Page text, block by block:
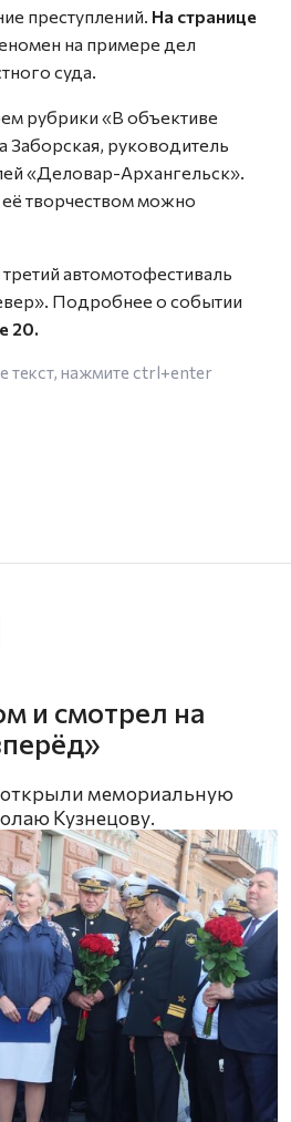
преступлений. На странице
на примере дел
суда.
рубрики «В объективе
Заборская, руководитель
«Деловар-Архангельск».
творчеством можно
автомотофестиваль
Подробнее о событии
20.
текст, нажмите ctrl+enter
и смотрел на
открыли мемориальную
Кузнецову.